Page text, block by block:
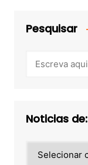
Pesquisar
Noticias de:
de: